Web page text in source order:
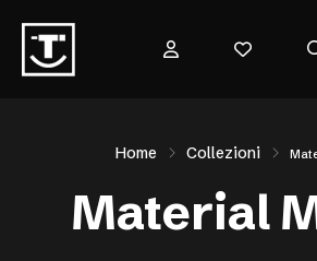
Home Collezioni
Material